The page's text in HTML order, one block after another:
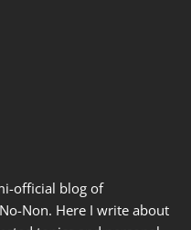
official blog of
Non. Here I write about